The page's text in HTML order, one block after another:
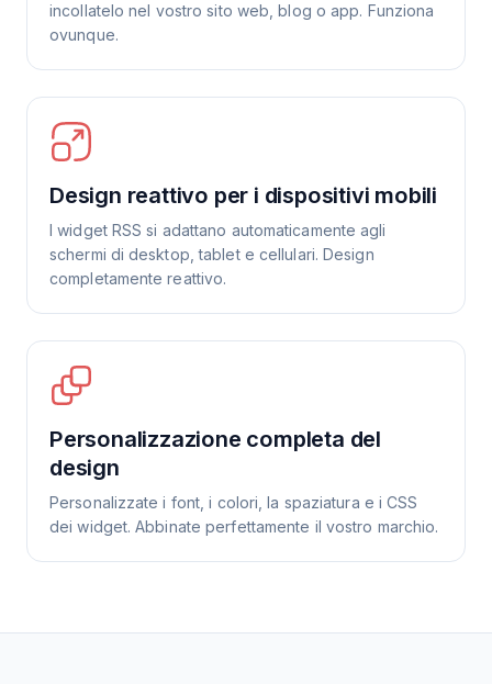
incollatelo nel vostro sito web, blog o app. Funziona
ovunque.
Design reattivo per i dispositivi mobili
I widget RSS si adattano automaticamente agli
schermi di desktop, tablet e cellulari. Design
completamente reattivo.
Personalizzazione completa del
design
Personalizzate i font, i colori, la spaziatura e i CSS
dei widget. Abbinate perfettamente il vostro marchio.